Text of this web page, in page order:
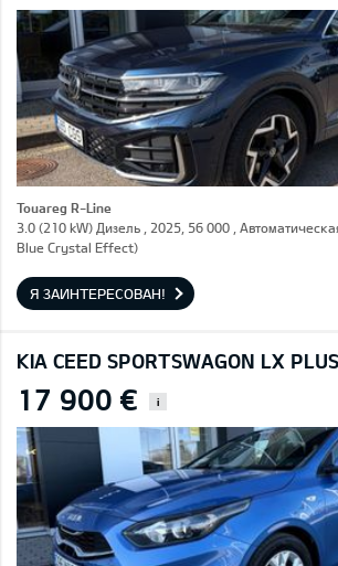
Touareg R-Line
3.0 (210 kW) Дизель , 2025, 56 000 ,
Blue Crystal Effect)
Я ЗАИНТЕРЕСОВАН!
KIA CEED SPORTSWAGON LX PLUS
17 900 € i